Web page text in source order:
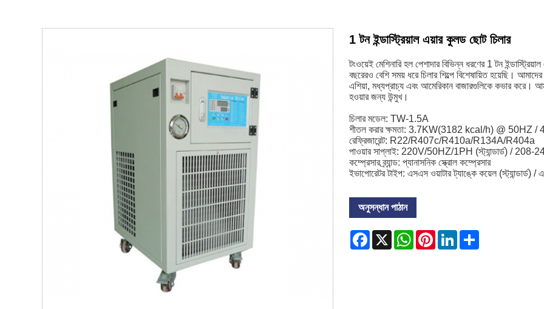
1 টন ইন্ডাস্ট্রিয়াল এয়ার কুলড ছোট চিলার
টংওয়েই মেশিনারি হল পেশাদার বিভিন্ন ধরণের 1 টন
বছরেরও বেশি সময় ধরে চিলার শিল্পে বিশেষায়িত হয়েছি।
এশিয়া, মধ্যপ্রাচ্য এবং আমেরিকান বাজারগুলিকে কভার করে।
হওয়ার জন্য উন্মুখ।
চিলার মডেল: TW-1.5A
শীতল করার ক্ষমতা: 3.7KW(3182 kcal/h) @
রেফ্রিজারেন্ট: R22/R407c/R410a/R134A/R404a
পাওয়ার সাপ্লাই: 220V/50HZ/1PH (স্ট্যান্ডার্ড) /
কম্প্রেসার ব্র্যান্ড: প্যানাসনিক স্ক্রোল কম্প্রেসার
ইভাপোরেটর টাইপ: এসএস ওয়াটার ট্যাঙ্কে কয়েল (স্ট্যান্ডার্ড)
অনুসন্ধান পাঠান
Facebook
X WhatsApp
PinterestLinkedIn